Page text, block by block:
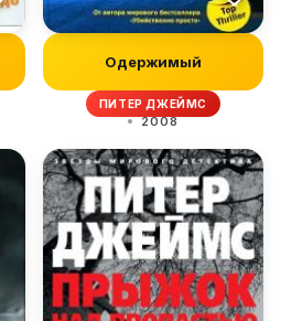
Одержимый
ПИТЕР ДЖЕЙМС
2008